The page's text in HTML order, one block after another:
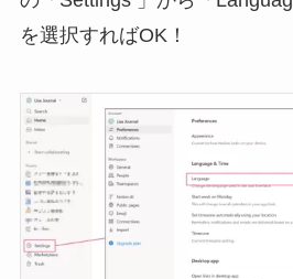
を選択すればOK！